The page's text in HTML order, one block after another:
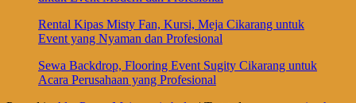
Rental Kipas Misty Fan, Kursi, Meja Cikarang untuk
Event yang Nyaman dan Profesional
Sewa Backdrop, Flooring Event Sugity Cikarang untuk
Acara Perusahaan yang Profesional